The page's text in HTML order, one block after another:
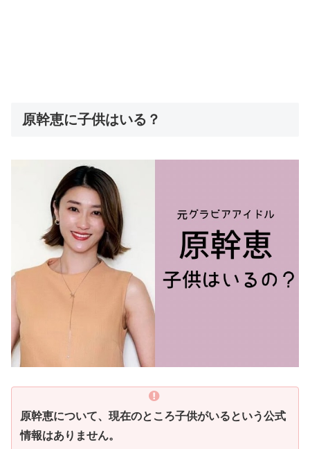
原幹恵に子供はいる？
原幹恵について、現在のところ子供がいるという公式
情報はありません。